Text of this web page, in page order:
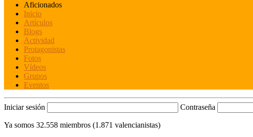
Aficionados
Inicio
Artículos
Blogs
Actividad
Protagonistas
Fotos
Vídeos
Grupos
Eventos
Iniciar sesión Contraseña
Ya somos 32.558 miembros (1.871 valencianistas)